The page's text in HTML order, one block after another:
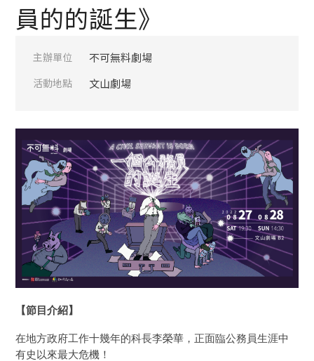
員的的誕生》
主辦單位 不可無料劇場
活動地點 文山劇場
【節目介紹】
在地方政府工作十幾年的科長李榮華，正面臨公務員生涯中
有史以來最大危機！